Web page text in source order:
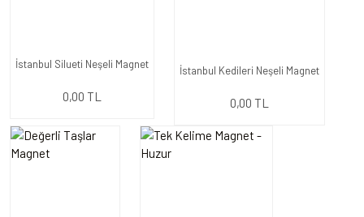
İstanbul Silueti Neşeli Magnet
0,00 TL
İstanbul Kedileri Neşeli Magnet
0,00 TL